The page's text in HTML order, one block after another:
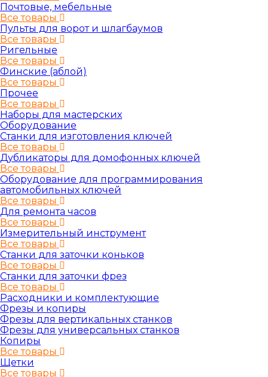
Почтовые, мебельные
Все товары
Пульты для ворот и шлагбаумов
Все товары
Ригельные
Все товары
Финские (аблой)
Все товары
Прочее
Все товары
Наборы для мастерских
Оборудование
Станки для изготовления ключей
Все товары
Дубликаторы для домофонных ключей
Все товары
Оборудование для программирования
автомобильных ключей
Все товары
Для ремонта часов
Все товары
Измерительный инструмент
Все товары
Станки для заточки коньков
Все товары
Станки для заточки фрез
Все товары
Расходники и комплектующие
Фрезы и копиры
Фрезы для вертикальных станков
Фрезы для универсальных станков
Копиры
Все товары
Щетки
Все товары